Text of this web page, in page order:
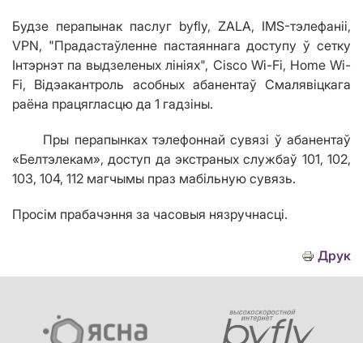
Будзе перапынак паслуг byfly, ZALA, IMS-тэлефаніі,
VPN, "Прадастаўленне пастаяннага доступу ў сетку
Інтэрнэт па выдзеленых лініях", Cisco Wi-Fi, Home Wi-
Fi, Відэакантроль асобных абанентаў Смалявіцкага
раёна працягласцю да 1 гадзіны.
Пры перапынках тэлефоннай сувязі ў абанентаў
«Белтэлекам», доступ да экстраных службаў 101, 102,
103, 104, 112 магчымы праз мабільную сувязь.
Просім прабачэння за часовыя нязручнасці.
Друк